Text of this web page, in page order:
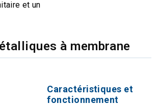
et un
à membrane
Caractéristiques et
fonctionnement